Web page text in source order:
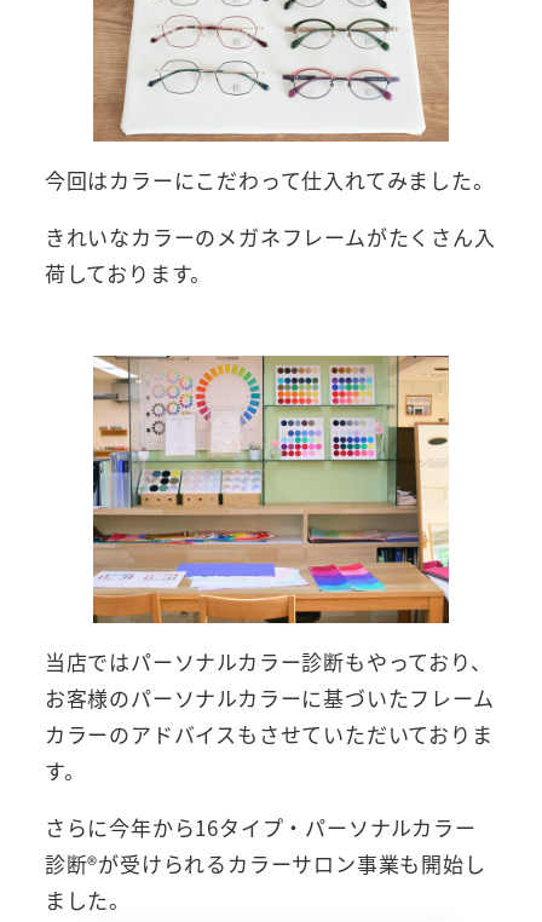
今回はカラーにこだわって仕入れてみました。
きれいなカラーのメガネフレームがたくさん入
荷しております。
当店ではパーソナルカラー診断もやっており、
お客様のパーソナルカラーに基づいたフレーム
カラーのアドバイスもさせていただいておりま
す。
さらに今年から16タイプ・パーソナルカラー
診断®が受けられるカラーサロン事業も開始し
ました。